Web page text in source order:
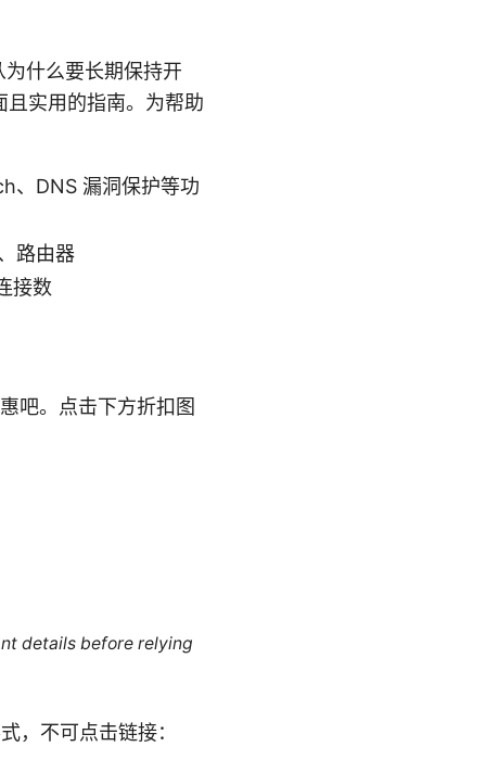
什么要长期保持开
实用的指南。为帮助
、DNS 漏洞保护等功
路由器
接数
吧。点击下方折扣图
details before relying
，不可点击链接：